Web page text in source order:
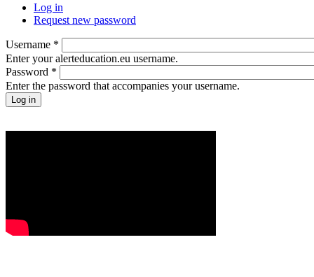
Log in
Request new password
Username *
Enter your alerteducation.eu username.
Password *
Enter the password that accompanies your username.